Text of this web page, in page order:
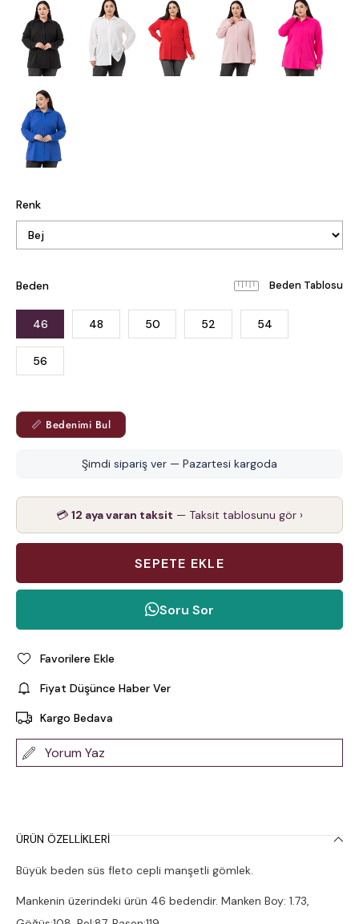
Renk
Beden Beden Tablosu
46 48 50 52 54
56
📏 Bedenimi Bul
Şimdi sipariş ver — Pazartesi kargoda
💳 12 aya varan taksit — Taksit tablosunu gör ›
Soru Sor
Favorilere Ekle
Fiyat Düşünce Haber Ver
Kargo Bedava
Yorum Yaz
ÜRÜN ÖZELLIKLERI
Büyük beden süs fleto cepli manşetli gömlek.
Mankenin üzerindeki ürün 46 bedendir. Manken Boy: 1.73,